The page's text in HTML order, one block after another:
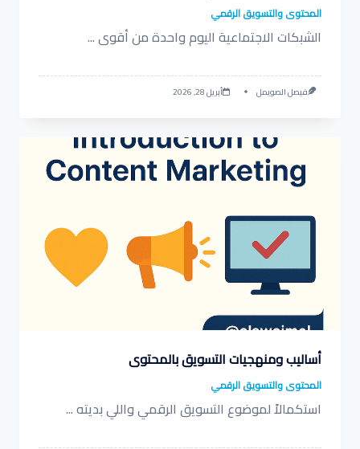
المحتوى والتسويق الرقمي
الشبكات الاجتماعية اليوم واحدة من أقوى...
فيصل الصويمل أبريل 28, 2026
أساليب ومنهجيات التسويق بالمحتوى
المحتوى والتسويق الرقمي
استكمالاً لموضوع التسويق الرقمي واللي بديته...